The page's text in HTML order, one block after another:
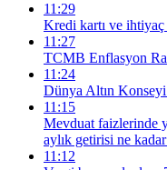
11:29
Kredi kartı ve ihtiyaç
11:27
TCMB Enflasyon
11:24
Dünya Altın
11:15
Mevduat faizlerinde
aylık getirisi ne
11:12